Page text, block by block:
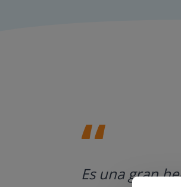
Es una gran